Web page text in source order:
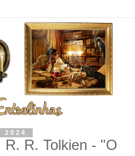
R. Tolkien - "O